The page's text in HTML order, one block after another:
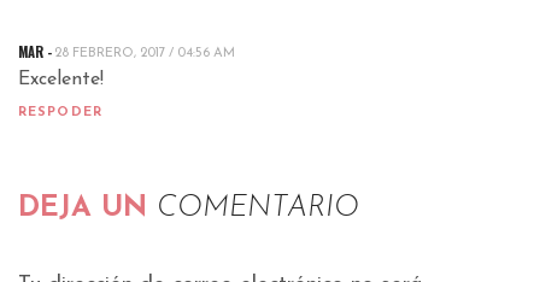
MAR - 28 FEBRERO, 2017 / 04:56 AM
Excelente!
RESPODER
DEJA UN COMENTARIO